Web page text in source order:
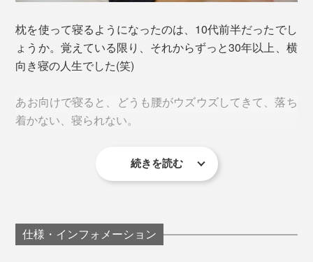
手持ちの高さ5cm以上ある枕だと、アタマが高くなる
分、腰に負荷がかかっていたのでしょう、あお向けで寝
ていると、腰がうずいてきて、だんだん痛んでくること
『PRO-8（プロハチ）枕』なら、あお向けで寝ていて
縫製のプロによって、なだらかな曲面が実現したこと
で、高低の段差でアタマがつかえたり、目が覚めたりす
るようなことは、ほとんどありません。
あお向けで寝ながら、右へ、左へ、スムーズに寝返りし
やすいから、ひと晩中、体がリラックス状態のままで寝
られます。
袋のなかを5個の部屋に分けています。
枕を使って寝るようになったのは、10代前半だったでし
ょうか。覚えている限り、それからずっと30年以上、横
向き寝の人生でした(笑)
あお向けで寝ると、どうも腰がウズウズしてきて、落ち
着かない、寝られない。
以前、病院に入院した時は、手術後の都合であお向けに
その私が、初めて使った『PRO-8（プロハチ）枕』で、
続きを読む
仕様・インフォメーション